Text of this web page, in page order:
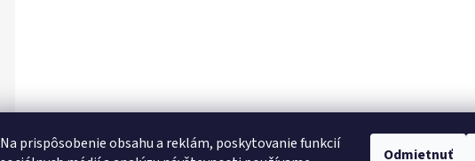
Na prispôsobenie obsahu a reklám, poskytovanie funkcií
Odmietnuť